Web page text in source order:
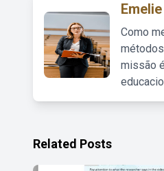
Emelie
Como
missão
Related Posts